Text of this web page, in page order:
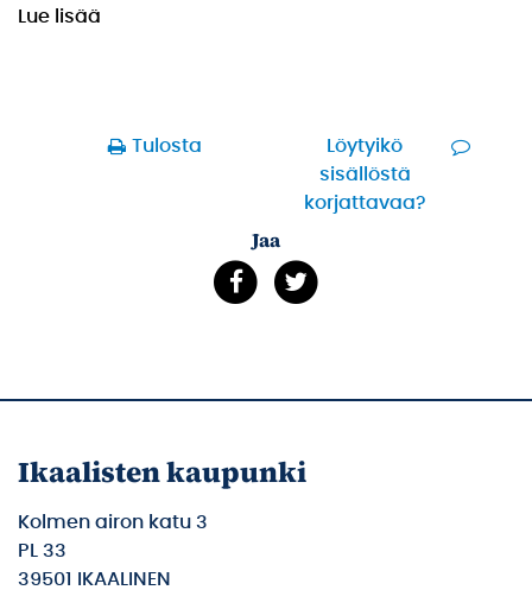
Lue lisää
Tulosta
Löytyikö
sisällöstä
korjattavaa?
Jaa
Ikaalisten kaupunki
Kolmen airon katu 3
PL 33
39501 IKAALINEN